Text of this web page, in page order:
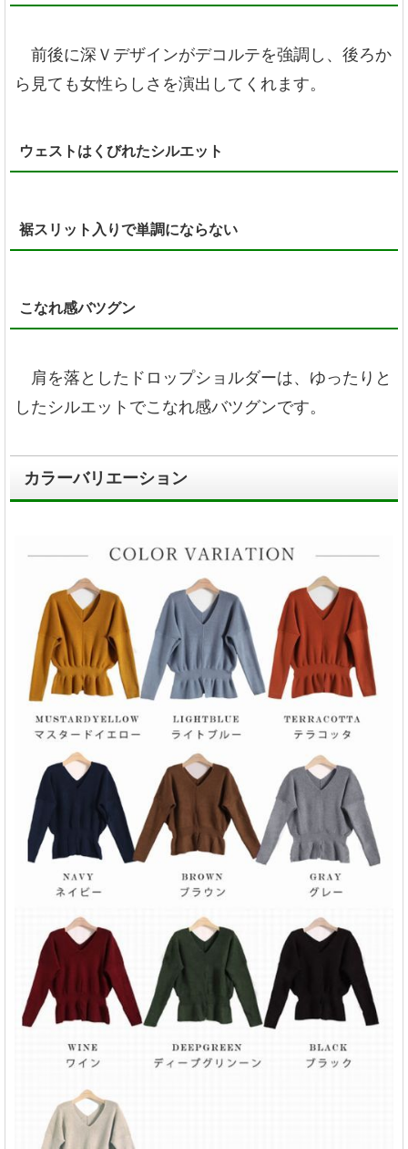
前後に深Ｖデザインがデコルテを強調し、後ろか
ら見ても女性らしさを演出してくれます。
ウェストはくびれたシルエット
裾スリット入りで単調にならない
こなれ感バツグン
肩を落としたドロップショルダーは、ゆったりと
したシルエットでこなれ感バツグンです。
カラーバリエーション